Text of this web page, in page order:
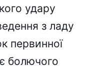
удару
з ладу
первинної
болючого